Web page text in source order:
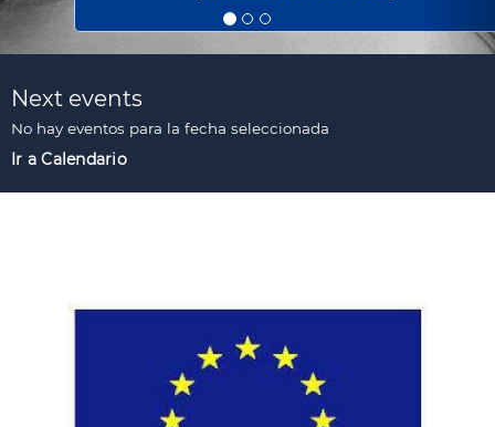
Next events
No hay eventos para la fecha seleccionada
Ir a Calendario